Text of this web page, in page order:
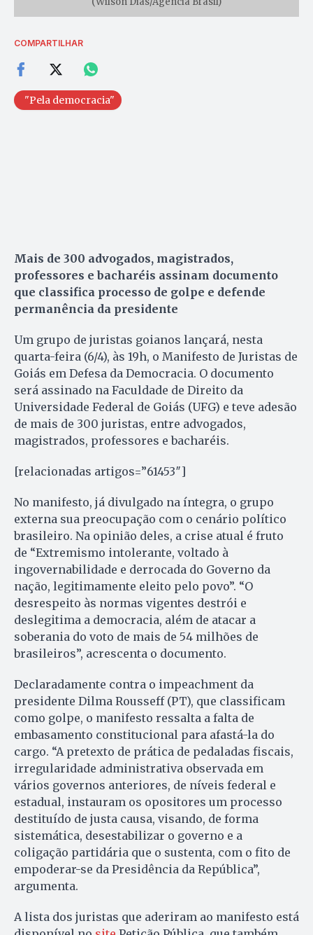
COMPARTILHAR
"Pela democracia"
Mais de 300 advogados, magistrados,
professores e bacharéis assinam documento
que classifica processo de golpe e defende
permanência da presidente
Um grupo de juristas goianos lançará, nesta
quarta-feira (6/4), às 19h, o Manifesto de Juristas de
Goiás em Defesa da Democracia. O documento
será assinado na Faculdade de Direito da
Universidade Federal de Goiás (UFG) e teve adesão
de mais de 300 juristas, entre advogados,
magistrados, professores e bacharéis.
[relacionadas artigos=”61453″]
No manifesto, já divulgado na íntegra, o grupo
externa sua preocupação com o cenário político
brasileiro. Na opinião deles, a crise atual é fruto
de “Extremismo intolerante, voltado à
ingovernabilidade e derrocada do Governo da
nação, legitimamente eleito pelo povo”. “O
desrespeito às normas vigentes destrói e
deslegitima a democracia, além de atacar a
soberania do voto de mais de 54 milhões de
brasileiros”, acrescenta o documento.
Declaradamente contra o impeachment da
presidente Dilma Rousseff (PT), que classificam
como golpe, o manifesto ressalta a falta de
embasamento constitucional para afastá-la do
cargo. “A pretexto de prática de pedaladas fiscais,
irregularidade administrativa observada em
vários governos anteriores, de níveis federal e
estadual, instauram os opositores um processo
destituído de justa causa, visando, de forma
sistemática, desestabilizar o governo e a
coligação partidária que o sustenta, com o fito de
empoderar-se da Presidência da República”,
argumenta.
A lista dos juristas que aderiram ao manifesto está